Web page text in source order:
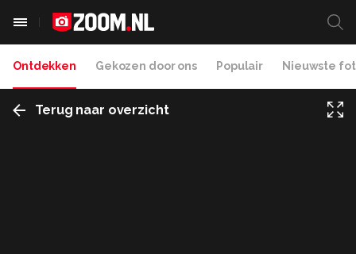
Ontdekken Gekozen door ons Populair Nieuwste
Terug naar overzicht